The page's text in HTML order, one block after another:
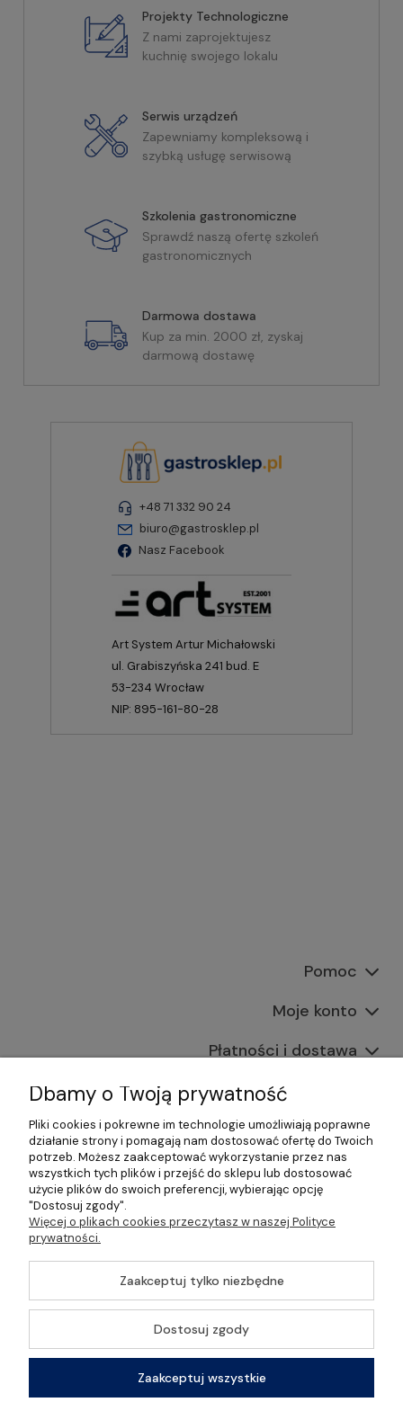
Projekty Technologiczne
Z nami zaprojektujesz
kuchnię swojego lokalu
Serwis urządzeń
Zapewniamy kompleksową i
szybką usługę serwisową
Szkolenia gastronomiczne
Sprawdź naszą ofertę szkoleń
gastronomicznych
Darmowa dostawa
Kup za min. 2000 zł, zyskaj
darmową dostawę
+48 71 332 90 24
biuro@gastrosklep.pl
Nasz Facebook
Art System Artur Michałowski
ul. Grabiszyńska 241 bud. E
53-234 Wrocław
NIP: 895-161-80-28
Pomoc
Moje konto
Płatności i dostawa
Informacje
O nas
©2026 Wszelkie Prawa Zastrzeżone | Gastrosklep |
Wyposażenie gastronomii, restauracji oraz barów
Szablon Master byEcommercy
Pokaż pełną wersję strony
Sklep internetowy Shoper Premium
Dbamy o Twoją prywatność
Pliki cookies i pokrewne im technologie umożliwiają poprawne
działanie strony i pomagają nam dostosować ofertę do Twoich
potrzeb. Możesz zaakceptować wykorzystanie przez nas
wszystkich tych plików i przejść do sklepu lub dostosować
użycie plików do swoich preferencji, wybierając opcję
"Dostosuj zgody".
Więcej o plikach cookies przeczytasz w naszej Polityce
prywatności.
Zaakceptuj tylko niezbędne
Dostosuj zgody
Zaakceptuj wszystkie